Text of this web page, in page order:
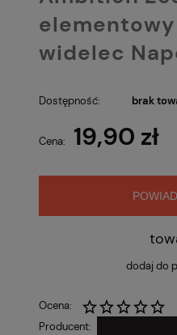
elementowy
widelec
Dostępność: brak
Cena: 19,90 zł
dodaj do
Ocena:
Producent: